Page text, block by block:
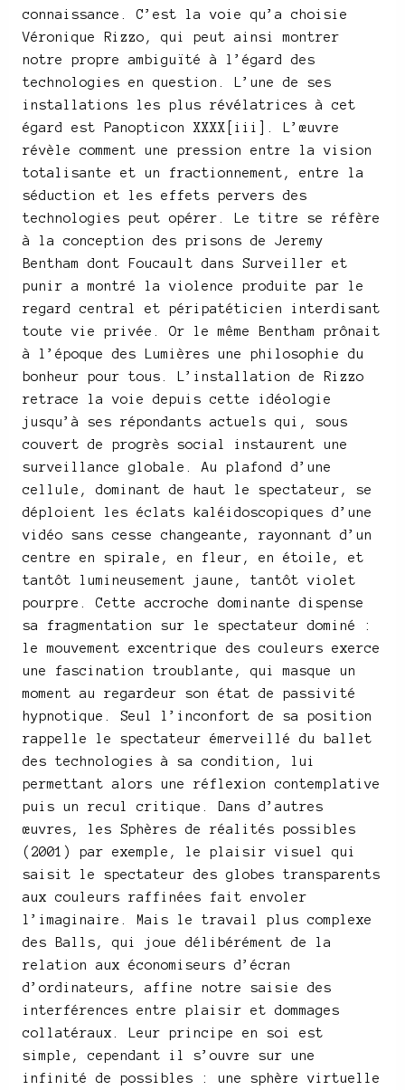
connaissance. C’est la voie qu’a choisie
Véronique Rizzo, qui peut ainsi montrer
notre propre ambiguïté à l’égard des
technologies en question. L’une de ses
installations les plus révélatrices à cet
égard est Panopticon XXXX[iii]. L’œuvre
révèle comment une pression entre la vision
totalisante et un fractionnement, entre la
séduction et les effets pervers des
technologies peut opérer. Le titre se réfère
à la conception des prisons de Jeremy
Bentham dont Foucault dans Surveiller et
punir a montré la violence produite par le
regard central et péripatéticien interdisant
toute vie privée. Or le même Bentham prônait
à l’époque des Lumières une philosophie du
bonheur pour tous. L’installation de Rizzo
retrace la voie depuis cette idéologie
jusqu’à ses répondants actuels qui, sous
couvert de progrès social instaurent une
surveillance globale. Au plafond d’une
cellule, dominant de haut le spectateur, se
déploient les éclats kaléidoscopiques d’une
vidéo sans cesse changeante, rayonnant d’un
centre en spirale, en fleur, en étoile, et
tantôt lumineusement jaune, tantôt violet
pourpre. Cette accroche dominante dispense
sa fragmentation sur le spectateur dominé :
le mouvement excentrique des couleurs exerce
une fascination troublante, qui masque un
moment au regardeur son état de passivité
hypnotique. Seul l’inconfort de sa position
rappelle le spectateur émerveillé du ballet
des technologies à sa condition, lui
permettant alors une réflexion contemplative
puis un recul critique. Dans d’autres
œuvres, les Sphères de réalités possibles
(2001) par exemple, le plaisir visuel qui
saisit le spectateur des globes transparents
aux couleurs raffinées fait envoler
l’imaginaire. Mais le travail plus complexe
des Balls, qui joue délibérément de la
relation aux économiseurs d’écran
d’ordinateurs, affine notre saisie des
interférences entre plaisir et dommages
collatéraux. Leur principe en soi est
simple, cependant il s’ouvre sur une
infinité de possibles : une sphère virtuelle